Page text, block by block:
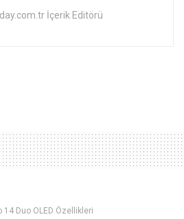
İçerik Editörü
14 Duo OLED Özellikleri